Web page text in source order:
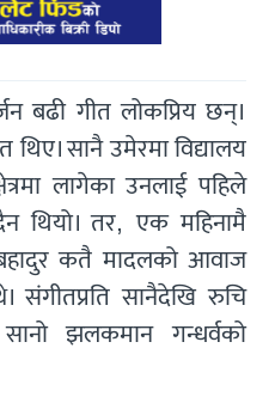
बढी गीत लोकप्रिय छन्।
थिए। सानै उमेरमा विद्यालय
लागेका उनलाई पहिले
थियो। तर, एक महिनामै
कतै मादलको आवाज
संगीतप्रति सानैदेखि रुचि
झलकमान गन्धर्वको